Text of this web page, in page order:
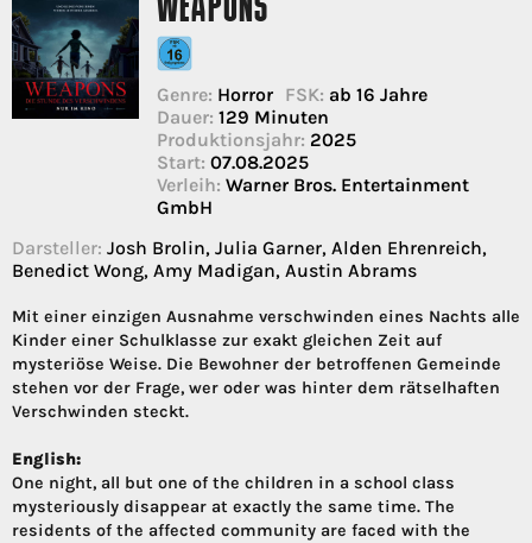
WEAPONS
Genre: Horror FSK: ab 16 Jahre
Dauer: 129 Minuten
Produktionsjahr: 2025
Start: 07.08.2025
Verleih: Warner Bros. Entertainment
GmbH
Darsteller: Josh Brolin, Julia Garner, Alden Ehrenreich,
Benedict Wong, Amy Madigan, Austin Abrams
Mit einer einzigen Ausnahme verschwinden eines Nachts alle
Kinder einer Schulklasse zur exakt gleichen Zeit auf
mysteriöse Weise. Die Bewohner der betroffenen Gemeinde
stehen vor der Frage, wer oder was hinter dem rätselhaften
Verschwinden steckt.
English:
One night, all but one of the children in a school class
mysteriously disappear at exactly the same time. The
residents of the affected community are faced with the